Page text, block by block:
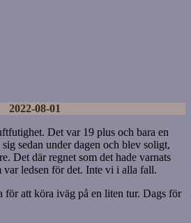
2022-08-01
Det var 19 plus och bara en
sedan under dagen och blev soligt,
Det där regnet som det hade varnats
ledsen för det. Inte vi i alla fall.
för att köra iväg på en liten tur. Dags för